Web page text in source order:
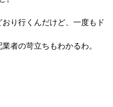
り行くんだけど、一度もド
者の苛立ちもわかるわ。